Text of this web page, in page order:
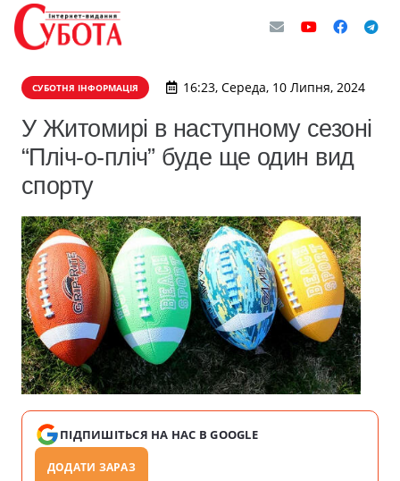
СУБОТНЯ ІНФОРМАЦІЯ 16:23, Середа, 10 Липня, 2024
У Житомирі в наступному сезоні
“Пліч-о-пліч” буде ще один вид
спорту
ПІДПИШІТЬСЯ НА НАС В GOOGLE
ДОДАТИ ЗАРАЗ